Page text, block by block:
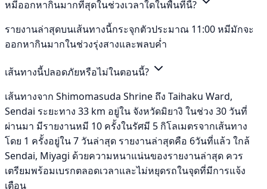
หมีออกหากินมากที่สุดในช่วงเวลาใดในพื้นที่นี้?
รายงานล่าสุดบนเส้นทางนี้กระจุกตัวประมาณ 11:00 หมีมักจะ
ออกหากินมากในช่วงรุ่งสางและพลบค่ำ
เส้นทางนี้ปลอดภัยหรือไม่ในตอนนี้?
เส้นทางจาก Shimomasuda Shrine ถึง Taihaku Ward,
Sendai ระยะทาง 33 km อยู่ใน จังหวัดมิยางิ ในช่วง 30 วันที่
ผ่านมา มีรายงานหมี 10 ครั้งในรัศมี 5 กิโลเมตรจากเส้นทาง
โดย 1 ครั้งอยู่ใน 7 วันล่าสุด รายงานล่าสุดคือ 6วันที่แล้ว ใกล้
Sendai, Miyagi ด้วยความหนาแน่นของรายงานล่าสุด ควร
เตรียมพร้อมเบรกตลอดเวลาและไม่หยุดรถในจุดที่มีการแจ้ง
เตือน